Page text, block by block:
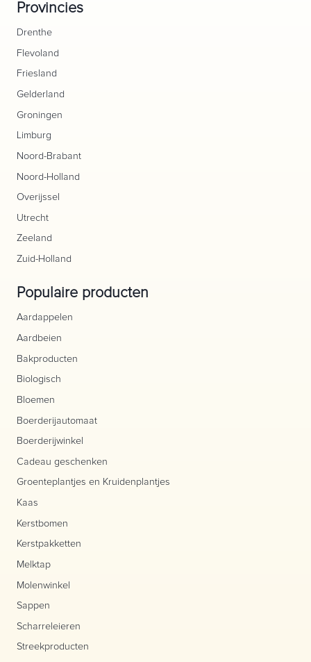
Provincies
Drenthe
Flevoland
Friesland
Gelderland
Groningen
Limburg
Noord-Brabant
Noord-Holland
Overijssel
Utrecht
Zeeland
Zuid-Holland
Populaire producten
Aardappelen
Aardbeien
Bakproducten
Biologisch
Bloemen
Boerderijautomaat
Boerderijwinkel
Cadeau geschenken
Groenteplantjes en Kruidenplantjes
Kaas
Kerstbomen
Kerstpakketten
Melktap
Molenwinkel
Sappen
Scharreleieren
Streekproducten